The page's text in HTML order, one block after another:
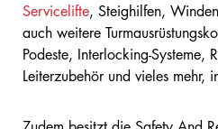
Servicelifte, Steighilfen,
auch weitere
Podeste, Interlocking-Systeme,
Leiterzubehör und vieles mehr,